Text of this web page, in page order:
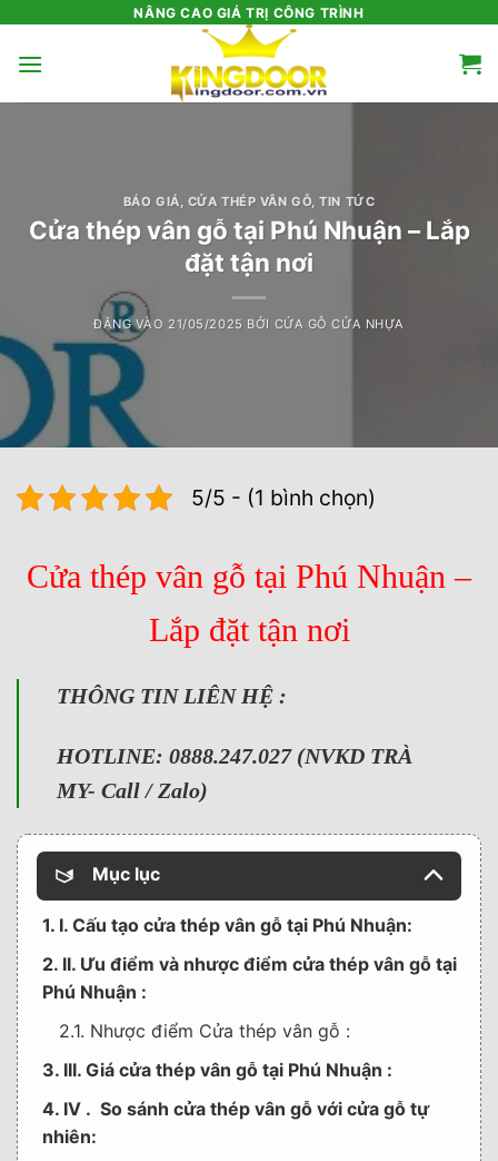
nội
NÂNG CAO GIÁ TRỊ CÔNG TRÌNH
BÁO GIÁ CỬA THÉP VÂN GỖ ,TIN TỨC
Cửa thép vân gỗ tại Phú Nhuận – Lắp
đặt tận nơi
ĐĂNG VÀO 21/05/2025 BỞI CỬA GỖ CỬA NHỰA
5/5 - (1 bình chọn)
Cửa thép vân gỗ tại Phú Nhuận –
Lắp đặt tận nơi
THÔNG TIN LIÊN HỆ :
HOTLINE: 0888.247.027 (NVKD TRÀ
MY- Call / Zalo)
Mục lục
1. I. Cấu tạo cửa thép vân gỗ tại Phú Nhuận:
2. II. Ưu điểm và nhược điểm cửa thép vân gỗ tại
Phú Nhuận :
2.1. Nhược điểm Cửa thép vân gỗ :
3. III. Giá cửa thép vân gỗ tại Phú Nhuận :
4. IV . So sánh cửa thép vân gỗ với cửa gỗ tự
nhiên: